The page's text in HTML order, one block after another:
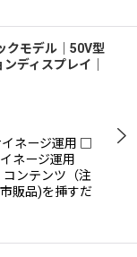
クモデル｜50V型
ディスプレイ｜
ネージ運用 □
ネージ運用
コンテンツ（注
販品)を挿すだ